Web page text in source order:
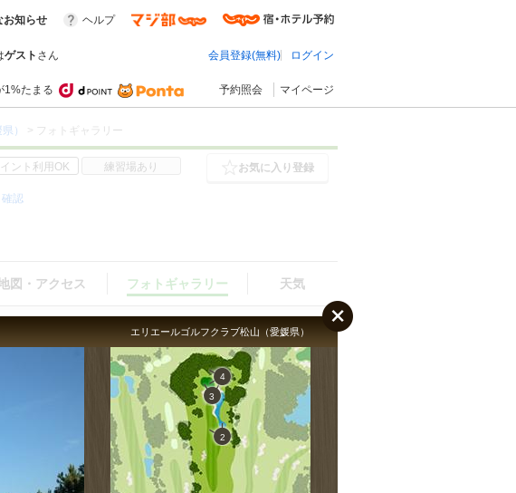
お知らせ ヘルプ
ゲスト さん 会員登録(無料) ログイン
1%たまる 予約照会 マイページ
） > フォトギャラリー
ント利用OK 練習場あり お気に入り登録
認
図・アクセス フォトギャラリー 天気
エリエールゴルフクラブ松山（愛媛県）
2
3
4
フォトギャラリー